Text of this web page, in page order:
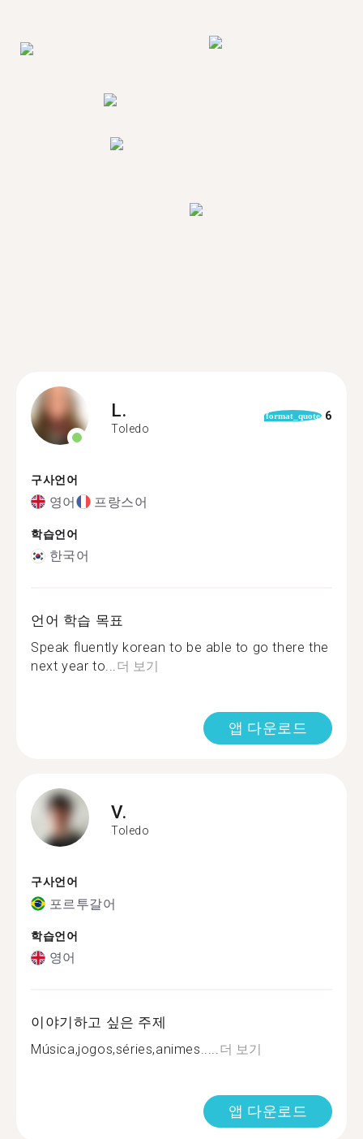
L.
Toledo
format_quote 6
구사언어
영어 프랑스어
학습언어
한국어
언어 학습 목표
Speak fluently korean to be able to go there the
next year to...더 보기
앱 다운로드
V.
Toledo
구사언어
포르투갈어
학습언어
영어
이야기하고 싶은 주제
Música,jogos,séries,animes.....더 보기
앱 다운로드